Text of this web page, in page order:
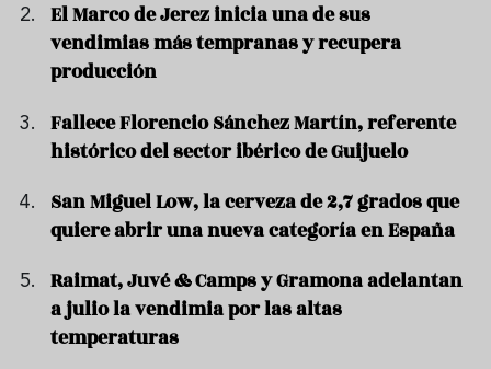
El Marco de Jerez inicia una de sus
vendimias más tempranas y recupera
producción
Fallece Florencio Sánchez Martín, referente
histórico del sector ibérico de Guijuelo
San Miguel Low, la cerveza de 2,7 grados que
quiere abrir una nueva categoría en España
Raimat, Juvé & Camps y Gramona adelantan
a julio la vendimia por las altas
temperaturas